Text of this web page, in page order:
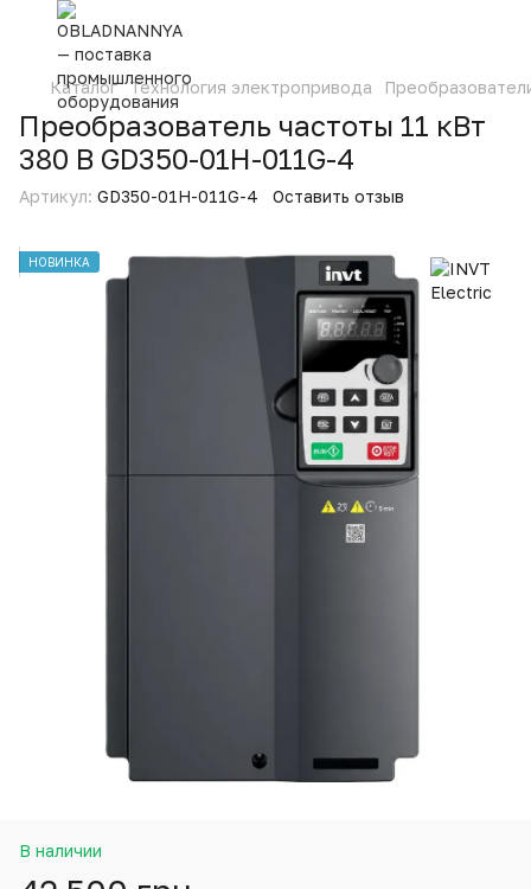
Каталог Технология электропривода
Преобразователь частоты 11 кВт
380 В GD350-01H-011G-4
Артикул: GD350-01H-011G-4 Оставить отзыв
НОВИНКА
В наличии